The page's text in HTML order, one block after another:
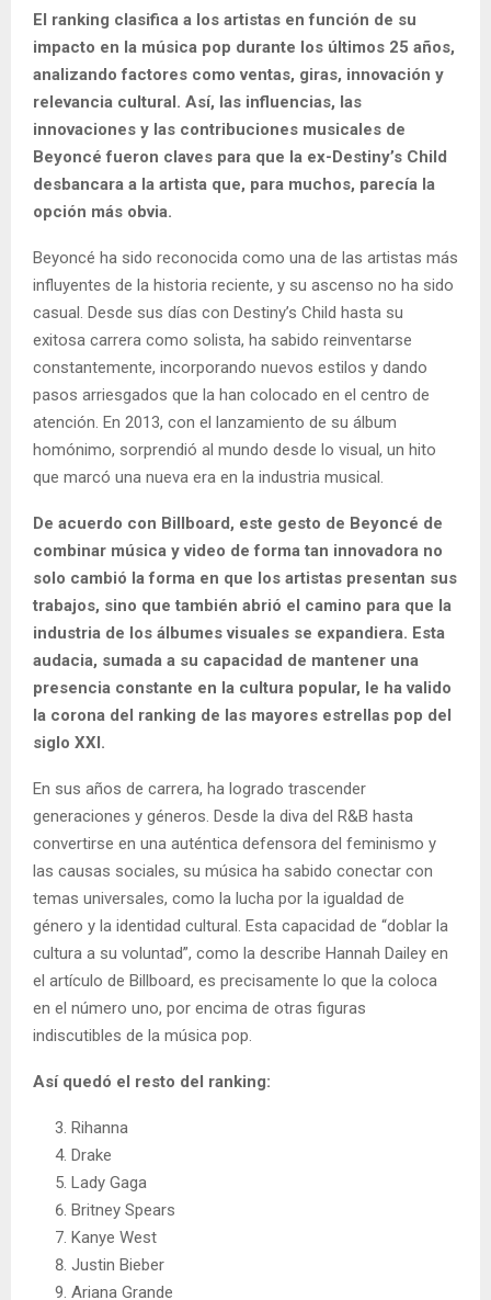
El ranking clasifica a los artistas en función de su
impacto en la música pop durante los últimos 25 años,
analizando factores como ventas, giras, innovación y
relevancia cultural. Así, las influencias, las
innovaciones y las contribuciones musicales de
Beyoncé fueron claves para que la ex-Destiny’s Child
desbancara a la artista que, para muchos, parecía la
opción más obvia.
Beyoncé ha sido reconocida como una de las artistas más
influyentes de la historia reciente, y su ascenso no ha sido
casual. Desde sus días con Destiny’s Child hasta su
exitosa carrera como solista, ha sabido reinventarse
constantemente, incorporando nuevos estilos y dando
pasos arriesgados que la han colocado en el centro de
atención. En 2013, con el lanzamiento de su álbum
homónimo, sorprendió al mundo desde lo visual, un hito
que marcó una nueva era en la industria musical.
De acuerdo con Billboard, este gesto de Beyoncé de
combinar música y video de forma tan innovadora no
solo cambió la forma en que los artistas presentan sus
trabajos, sino que también abrió el camino para que la
industria de los álbumes visuales se expandiera. Esta
audacia, sumada a su capacidad de mantener una
presencia constante en la cultura popular, le ha valido
la corona del ranking de las mayores estrellas pop del
siglo XXI.
En sus años de carrera, ha logrado trascender
generaciones y géneros. Desde la diva del R&B hasta
convertirse en una auténtica defensora del feminismo y
las causas sociales, su música ha sabido conectar con
temas universales, como la lucha por la igualdad de
género y la identidad cultural. Esta capacidad de “doblar la
cultura a su voluntad”, como la describe Hannah Dailey en
el artículo de Billboard, es precisamente lo que la coloca
en el número uno, por encima de otras figuras
indiscutibles de la música pop.
Así quedó el resto del ranking:
Rihanna
Drake
Lady Gaga
Britney Spears
Kanye West
Justin Bieber
Ariana Grande